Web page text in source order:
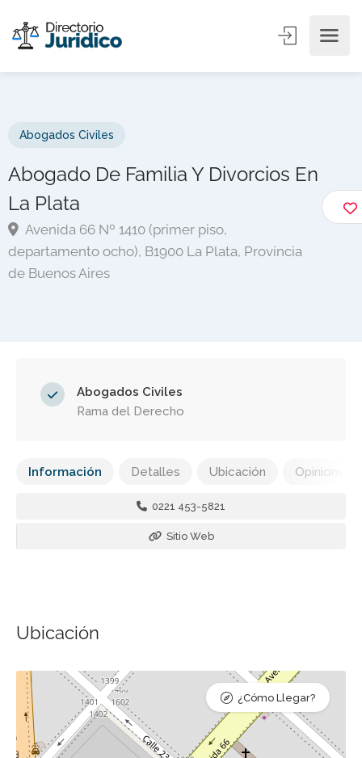
Abogados Civiles
Abogado De Familia Y Divorcios En
La Plata
Avenida 66 Nº 1410 (primer piso,
departamento ocho), B1900 La Plata, Provincia
de Buenos Aires
Abogados Civiles
Rama del Derecho
Información Detalles Ubicación Opiniones
0221 453-5821
Sitio Web
Ubicación
¿Cómo Llegar?